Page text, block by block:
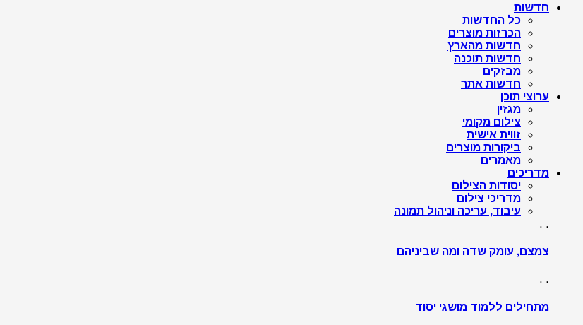
חדשות
כל החדשות
הכרזות מוצרים
חדשות מהארץ
חדשות תוכנה
מבזקים
חדשות אתר
ערוצי תוכן
מגזין
צילום מקומי
זווית אישית
ביקורות מוצרים
מאמרים
מדריכים
יסודות הצילום
מדריכי צילום
עיבוד, עריכה וניהול תמונה
. .
צמצם, עומק שדה ומה שביניהם
. .
מתחילים ללמוד מושגי יסוד